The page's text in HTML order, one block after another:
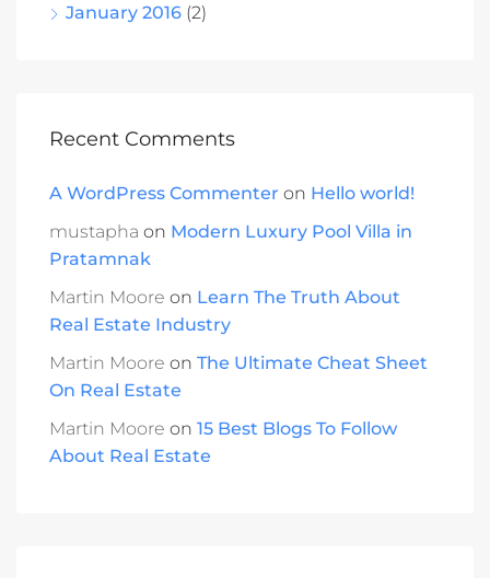
January 2016 (2)
Recent Comments
A WordPress Commenter on Hello world!
mustapha on Modern Luxury Pool Villa in
Pratamnak
Martin Moore on Learn The Truth About
Real Estate Industry
Martin Moore on The Ultimate Cheat Sheet
On Real Estate
Martin Moore on 15 Best Blogs To Follow
About Real Estate